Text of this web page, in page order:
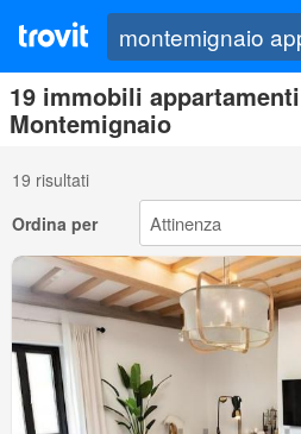
19 immobili
Montemignaio
19 risultati
Ordina per